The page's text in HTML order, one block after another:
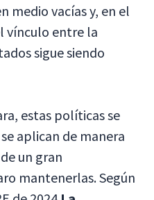
medio vacías y, en el
vínculo entre la
sigue siendo
estas políticas se
aplican de manera
un gran
mantenerlas. Según